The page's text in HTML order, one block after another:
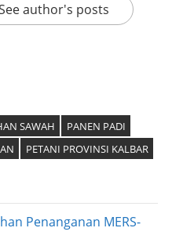
author's posts
SAWAH
PANEN PADI
PETANI PROVINSI KALBAR
Penanganan MERS-